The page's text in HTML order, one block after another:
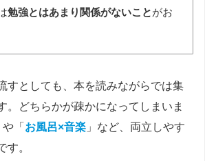
勉強とはあまり関係がないことがお
すとしても、本を読みながらでは集
。どちらかが疎かになってしまいま
や「 お風呂×音楽 」など、両立しやす
す。